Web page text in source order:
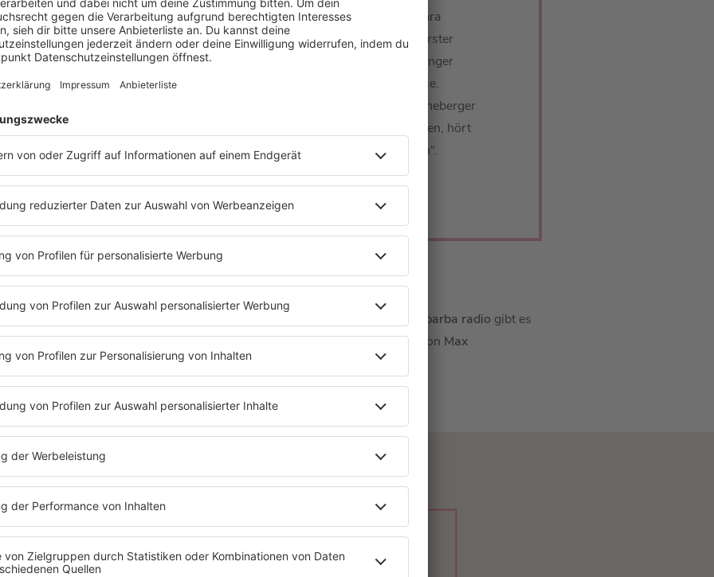
Musiker Max Giesinger kann dieses Mal nicht in Barbara
Schönebergers Waffelstudio kommen und ist unser erster
Waffelgast, der per Skype dazugeholt wird. Max Giesinger
verrät im Podcast das Rezept der Giesinger-Bolognese.
Außerdem: Warum Max Giesinger und Barbara Schöneberger
sich dieses Jahr nicht auf der Reeperbahn sehen können, hört
ihr in der neuen Folge von „Mit den Waffeln einer Frau“.
barba radio gibt es
nurDeutschpop-Songs gespielt werden. Dort könnt ihr auch die Songs von Max